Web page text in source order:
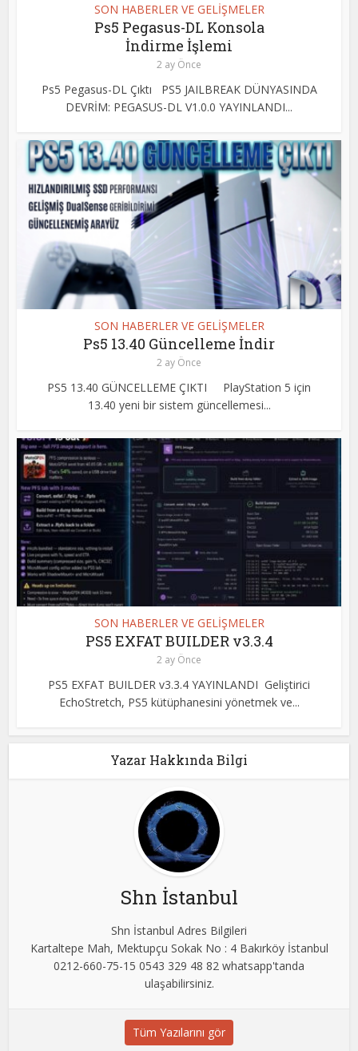
SON HABERLER VE GELİŞMELER
Ps5 Pegasus-DL Konsola
İndirme İşlemi
2 ay Önce
Ps5 Pegasus-DL Çıktı PS5 JAILBREAK DÜNYASINDA
DEVRİM: PEGASUS-DL V1.0.0 YAYINLANDI...
SON HABERLER VE GELİŞMELER
Ps5 13.40 Güncelleme İndir
2 ay Önce
PS5 13.40 GÜNCELLEME ÇIKTI PlayStation 5 için
13.40 yeni bir sistem güncellemesi...
SON HABERLER VE GELİŞMELER
PS5 EXFAT BUILDER v3.3.4
2 ay Önce
PS5 EXFAT BUILDER v3.3.4 YAYINLANDI Geliştirici
EchoStretch, PS5 kütüphanesini yönetmek ve...
Yazar Hakkında Bilgi
Shn İstanbul
Shn İstanbul Adres Bilgileri
Kartaltepe Mah, Mektupçu Sokak No : 4 Bakırköy İstanbul
0212-660-75-15 0543 329 48 82 whatsapp'tanda
ulaşabilirsiniz.
Tüm Yazılarını gör